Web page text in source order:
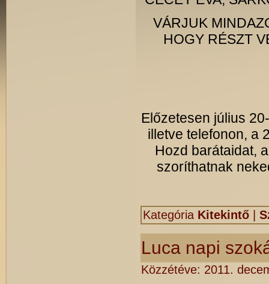
VÁRJUK
HOGY RÉSZT
Előzetesen július
illetve telefonon, a
Hozd barátaidat,
szoríthatnak
Kategória Kitekintő
Luca napi
Közzétéve: 2011.